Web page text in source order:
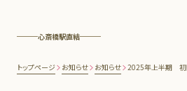
心斎橋駅直結
トップページ お知らせ お知らせ 2025年上半期 初